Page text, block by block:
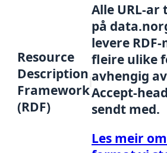
Resource
Description
Framework
(RDF)
Alle URL-ar
på
levere
fleire ulike
avhengig
Accept-
sendt med.
Les meir